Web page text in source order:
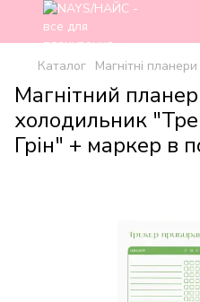
Каталог Магнітні планери
Магнітний
холодильник
Грін" + маркер в